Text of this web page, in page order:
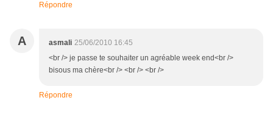
Répondre
A asmali 25/06/2010 16:45
<br /> je passe te souhaiter un agréable week end<br />
bisous ma chère<br /> <br /> <br />
Répondre